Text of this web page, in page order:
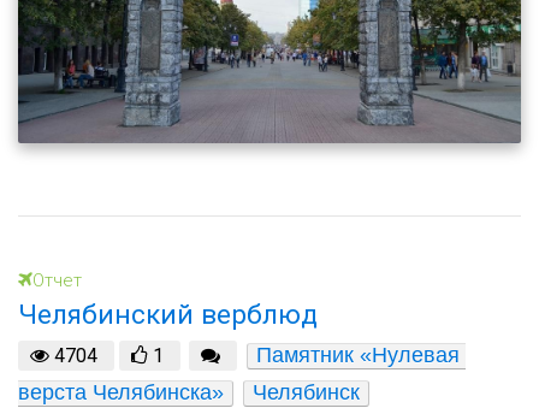
Отчет
Челябинский верблюд
4704 1
Памятник «Нулевая
верста Челябинска»
Челябинск